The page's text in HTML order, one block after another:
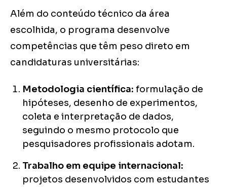
Além do conteúdo técnico da área
escolhida, o programa desenvolve
competências que têm peso direto em
candidaturas universitárias:
Metodologia científica: formulação de
hipóteses, desenho de experimentos,
coleta e interpretação de dados,
seguindo o mesmo protocolo que
pesquisadores profissionais adotam.
Trabalho em equipe internacional:
projetos desenvolvidos com estudantes